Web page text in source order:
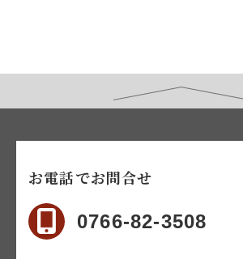
お電話でお問合せ
0766-82-3508